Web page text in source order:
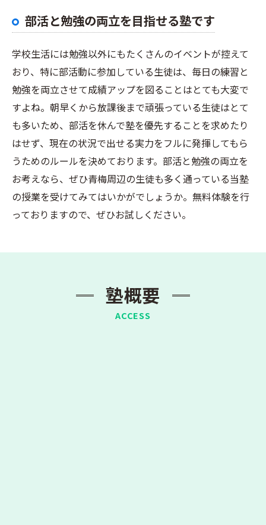
部活と勉強の両立を目指せる塾です
学校生活には勉強以外にもたくさんのイベントが控えて
おり、特に部活動に参加している生徒は、毎日の練習と
勉強を両立させて成績アップを図ることはとても大変で
すよね。朝早くから放課後まで頑張っている生徒はとて
も多いため、部活を休んで塾を優先することを求めたり
はせず、現在の状況で出せる実力をフルに発揮してもら
うためのルールを決めております。部活と勉強の両立を
お考えなら、ぜひ青梅周辺の生徒も多く通っている当塾
の授業を受けてみてはいかがでしょうか。無料体験を行
っておりますので、ぜひお試しください。
塾概要
ACCESS